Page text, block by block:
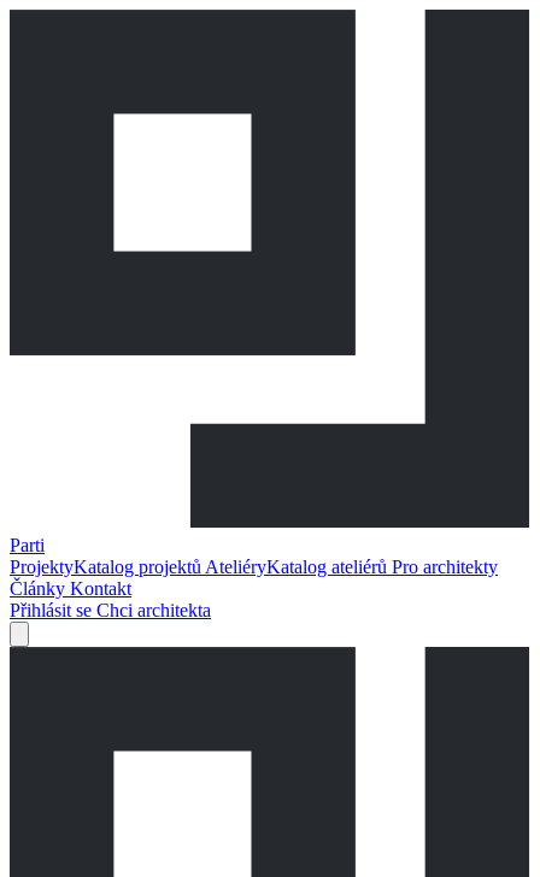
Parti
ProjektyKatalog projektů AteliéryKatalog ateliérů Pro architekty
Články Kontakt
Přihlásit se Chci architekta